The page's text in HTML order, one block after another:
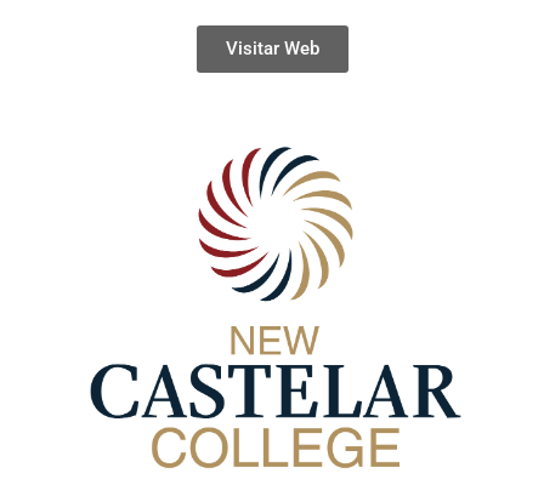
Visitar Web